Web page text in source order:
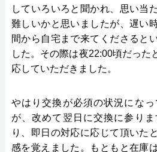
していろいろと聞かれ、思い当
難しいかと思いましたが、遅い
間から自宅まで来てくださると
した。その際は夜22:00頃だった
応していただきました。
やはり交換が必須の状況にな
が、改めて翌日に交換に参り
り、即日の対応に応じて頂いた
感を覚えました。もともと在庫